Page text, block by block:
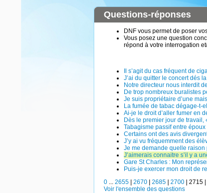
DNF vous permet de poser
Vous posez une question
répond à votre interrogation
Questions-réponses
Il s’agit du cas fréquent de
J’ai du quitter le concert dés
Notre directeur nous interdit
De trop nombreux buralistes
Je suis propriétaire d’une
La fumée de tabac dégage-t-
Ai-je le droit d’aller fumer en
Dès le premier jour de travail,
Tabagisme passif entre époux
Certains ont des avis
J’y ai vu fréquemment des
Je me demande quelle
J’aimerais connaitre s’il y a
Gare St Charles : Mon
Puis-je exercer mon droit de
0 ... 2655 2670 2685 2700 2715
Voir l'ensemble des questions